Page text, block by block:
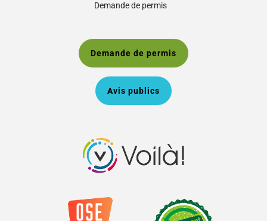
Demande de permis
Demande de permis
Avis publics